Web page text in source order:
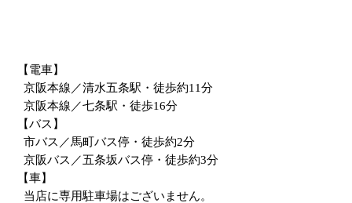
【電車】
京阪本線／清水五条駅・徒歩約11分
京阪本線／七条駅・徒歩16分
【バス】
市バス／馬町バス停・徒歩約2分
京阪バス／五条坂バス停・徒歩約3分
【車】
当店に専用駐車場はございません。